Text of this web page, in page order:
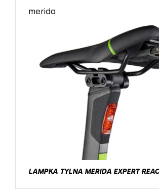
merida
LAMPKA TYLNA MERIDA EXPERT